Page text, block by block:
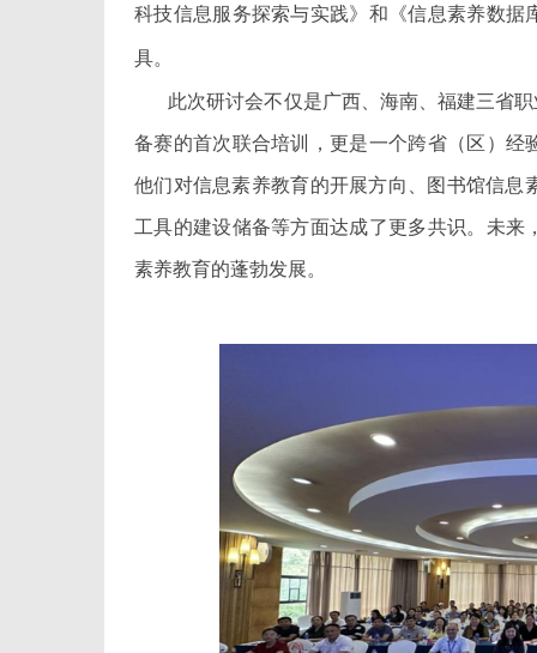
科技信息服务探索与实践》和《信息素养数
具。
此次研讨会不仅是广西、海南、福建三省
备赛的首次联合培训，更是一个跨省（区）
他们对信息素养教育的开展方向、图书馆信
工具的建设储备等方面达成了更多共识。未
素养教育的蓬勃发展。